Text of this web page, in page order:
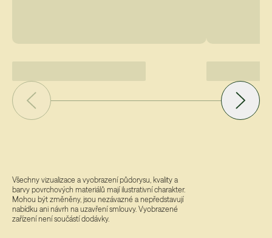
Všechny vizualizace a vyobrazení půdorysu, kvality a
barvy povrchových materiálů mají ilustrativní charakter.
Mohou být změněny, jsou nezávazné a nepředstavují
nabídku ani návrh na uzavření smlouvy. Vyobrazené
zařízení není součástí dodávky.